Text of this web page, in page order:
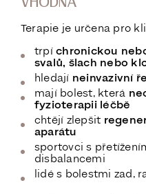
Terapie je určena pro
trpíchronickou
svalů, šlach nebo
hledají neinvazivní
mají bolest, která
fyzioterapii léčbě
chtějí zlepšit
aparátu
sportovci s
disbalancemi
lidé s bolestmi zad,